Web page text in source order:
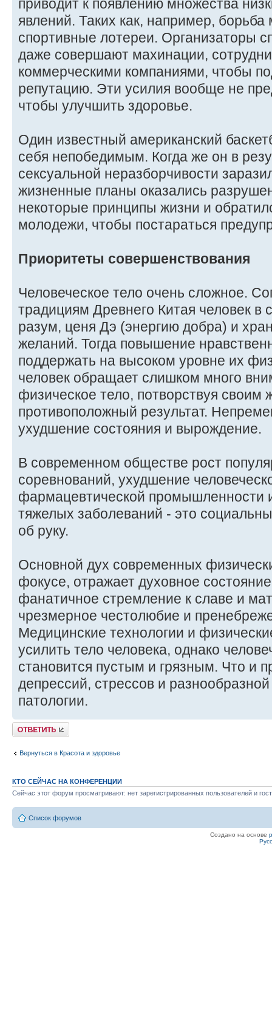
приводит к появлению множества
явлений. Таких как, например,
спортивные лотереи. Организаторы
даже совершают махинации,
коммерческими компаниями, чтобы
репутацию. Эти усилия вообще не
чтобы улучшить здоровье.
Один известный американский
себя непобедимым. Когда же он в
сексуальной неразборчивости
жизненные планы оказались
некоторые принципы жизни и
молодежи, чтобы постараться
Приоритеты совершенствования
Человеческое тело очень сложное.
традициям Древнего Китая человек в
разум, ценя Дэ (энергию добра) и
желаний. Тогда повышение
поддержать на высоком уровне их
человек обращает слишком много
физическое тело, потворствуя своим
противоположный результат.
ухудшение состояния и вырождение.
В современном обществе рост
соревнований, ухудшение
фармацевтической промышленности
тяжелых заболеваний - это
об руку.
Основной дух современных
фокусе, отражает духовное
фанатичное стремление к славе и
чрезмерное честолюбие и
Медицинские технологии и
усилить тело человека, однако
становится пустым и грязным. Что и
депрессий, стрессов и
патологии.
Ответить
Вернуться в Красота и здоровье
КТО СЕЙЧАС НА КОНФЕРЕНЦИИ
Сейчас этот форум просматривают: нет зарегистрированных пользователей и
Список форумов
Создано на основе